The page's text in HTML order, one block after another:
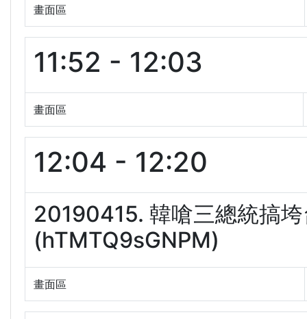
畫面區
11:52 - 12:03
畫面區
12:04 - 12:20
20190415. 韓嗆三總統搞
(hTMTQ9sGNPM)
畫面區